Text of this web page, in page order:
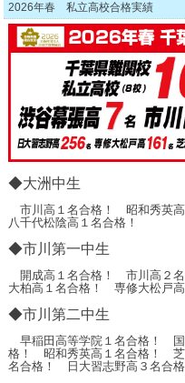
②テスト範囲のさらなる強
「テスト対策 的プリ
対策プリントや過去の問題をもと
テスト範囲の最終確認をするた
ここでできなかった問題は
学校ワークや対策プリントで再確
的プリをもとに市進の先生からの
自分の苦手分野に合わせて学習がで
学校の試験範囲・苦手単元ごとに対
う！
対策補講の教室では、普段集団授
やるべき単元や内容、ワークの質問
みんなよく頑張った！次回も頑張ろ
2026年春 私立高校合格実績
◆大洲中生
市川高１名合格！ 昭和秀英
八千代松陰高１名合格！
◆市川第一中生
開成高１名合格！ 市川高２
大柏高１名合格！ 専修大松戸高
◆市川第二中生
早稲田高等学院１名合格！
格！ 昭和秀英高１名合格！ 芝
名合格！ 日大習志野高３名合